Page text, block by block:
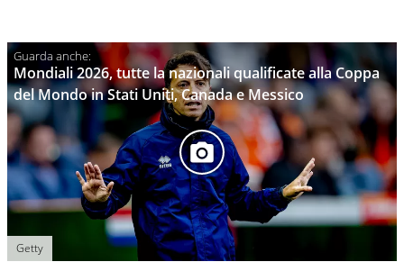
Mondiali 2026, tutte la nazionali qualificate alla Coppa
del Mondo in Stati Uniti, Canada e Messico
Getty